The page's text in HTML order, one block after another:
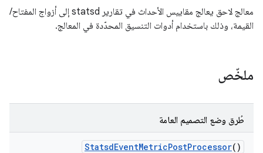
معالج لاحق يعالج مقاييس الأحداث في تقارير statsd إلى أزواج المفتاح/
القيمة، وذلك باستخدام أدوات التنسيق المحدّدة في المعالج.
ملخّص
طُرق وضع التصميم العامة
StatsdEventMetricPostProcessor()